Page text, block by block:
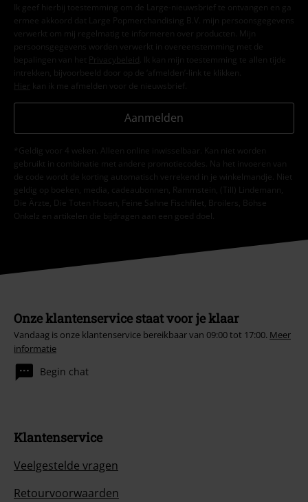
Ik geef hierbij toestemming om de Large-nieuwsbrief te ontvangen en ga
ermee akkoord dat Large Popmerchandising B.V. mijn persoonsgegevens
verwerkt om mij regelmatig te informeren over producten. Mijn
persoonsgegevens worden verwerkt in overeenstemming met de
bepalingen van het
Privacybeleid . Ik kan mijn toestemming te allen tijde
intrekken, bijvoorbeeld door op de ‘afmelden’-link te klikken.
Hier kan ik me afmelden voor de nieuwsbrief.
Aanmelden
*Geldig voor 4 weken. Alleen online inwisselbaar. Kan niet worden
gebruikt in combinatie met andere promotiecodes. Na het invoeren van
de code wordt de korting automatisch verrekend in je winkelmandje. Niet
geldig op boeken, media, cadeaubonnen, Rammstein, (Till) Lindemann,
Die Ärzte, Die Toten Hosen, Feine Sahne Fischfilet, Broilers, Böhse
Onkelz en artikelen die bijdragen aan een goed doel.
Onze klantenservice staat voor je klaar
Vandaag is onze klantenservice bereikbaar van 09:00 tot 17:00. Meer
informatie
Begin chat
Klantenservice
Veelgestelde vragen
Retourvoorwaarden